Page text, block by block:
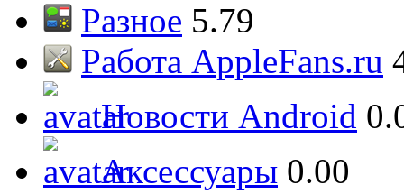
Разное 5.79
Работа AppleFans.ru
Новости Android
Аксессуары 0.00